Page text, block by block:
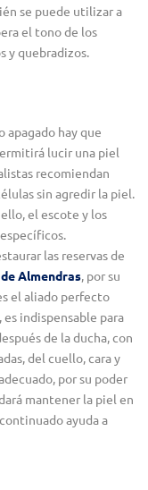
se puede utilizar a
el tono de los
y quebradizos.
apagado hay que
lucir una piel
recomiendan
sin agredir la piel.
el escote y los
las reservas de
Almendras, por su
el aliado perfecto
es indispensable para
de la ducha, con
del cuello, cara y
por su poder
mantener la piel en
ayuda a